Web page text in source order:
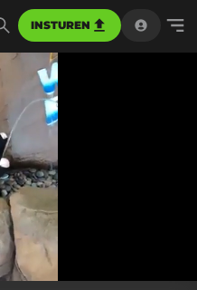
INSTUREN
Geladen
100.00%